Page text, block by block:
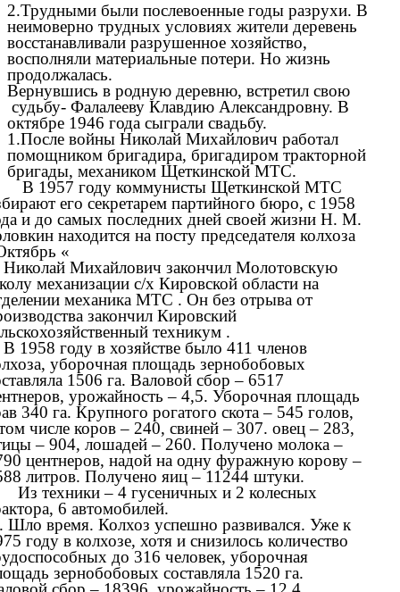
2.Трудными были послевоенные годы разрухи. В
неимоверно трудных условиях жители деревень
восстанавливали разрушенное хозяйство,
восполняли материальные потери. Но жизнь
продолжалась.
Вернувшись в родную деревню, встретил свою
судьбу- Фалалееву Клавдию Александровну. В
октябре 1946 года сыграли свадьбу.
1.После войны Николай Михайлович работал
помощником бригадира, бригадиром тракторной
бригады, механиком Щеткинской МТС.
В 1957 году коммунисты Щеткинской МТС
его секретарем партийного бюро, с 1958
и до самых последних дней своей жизни Н. М.
находится на посту председателя колхоза
«
Николай Михайлович закончил Молотовскую
механизации с/х Кировской области на
механика МТС . Он без отрыва от
закончил Кировский
техникум .
1958 году в хозяйстве было 411 членов
уборочная площадь зернобобовых
1506 га. Валовой сбор – 6517
урожайность – 4,5. Уборочная площадь
340 га. Крупного рогатого скота – 545 голов,
числе коров – 240, свиней – 307. овец – 283,
– 904, лошадей – 260. Получено молока –
центнеров, надой на одну фуражную корову –
литров. Получено яиц – 11244 штуки.
Из техники – 4 гусеничных и 2 колесных
6 автомобилей.
Шло время. Колхоз успешно развивался. Уже к
году в колхозе, хотя и снизилось количество
до 316 человек, уборочная
зернобобовых составляла 1520 га.